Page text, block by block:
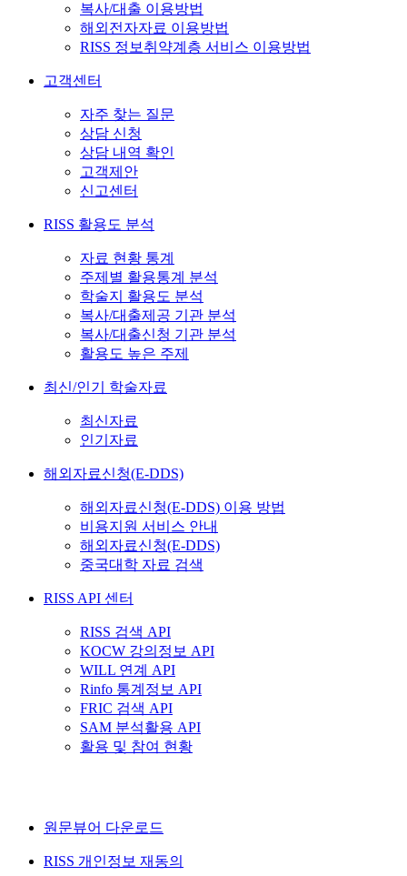
복사/대출 이용방법
해외전자자료 이용방법
RISS 정보취약계층 서비스 이용방법
고객센터
자주 찾는 질문
상담 신청
상담 내역 확인
고객제안
신고센터
RISS 활용도 분석
자료 현황 통계
주제별 활용통계 분석
학술지 활용도 분석
복사/대출제공 기관 분석
복사/대출신청 기관 분석
활용도 높은 주제
최신/인기 학술자료
최신자료
인기자료
해외자료신청(E-DDS)
해외자료신청(E-DDS) 이용 방법
비용지원 서비스 안내
해외자료신청(E-DDS)
중국대학 자료 검색
RISS API 센터
RISS 검색 API
KOCW 강의정보 API
WILL 연계 API
Rinfo 통계정보 API
FRIC 검색 API
SAM 분석활용 API
활용 및 참여 현황
원문뷰어 다운로드
RISS 개인정보 재동의